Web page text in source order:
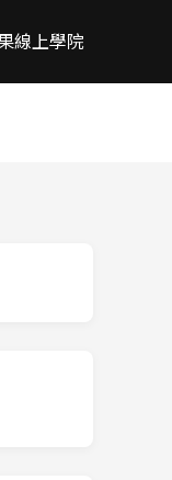
線上學院